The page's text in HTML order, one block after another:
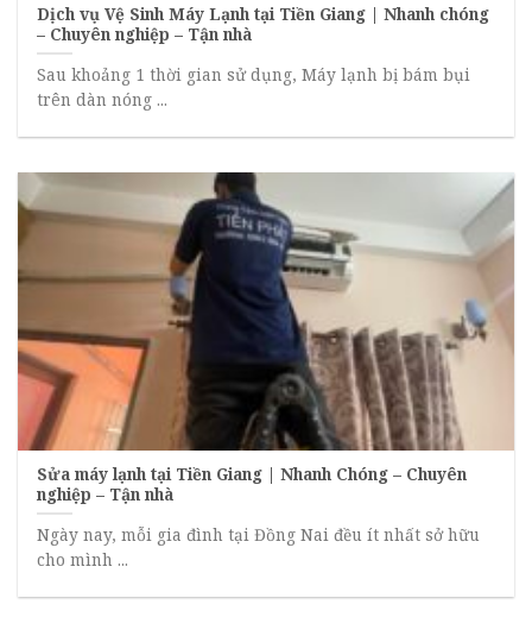
Dịch vụ Vệ Sinh Máy Lạnh tại Tiền Giang | Nhanh chóng
– Chuyên nghiệp – Tận nhà
Sau khoảng 1 thời gian sử dụng, Máy lạnh bị bám bụi
trên dàn nóng ...
Sửa máy lạnh tại Tiền Giang | Nhanh Chóng – Chuyên
nghiệp – Tận nhà
Ngày nay, mỗi gia đình tại Đồng Nai đều ít nhất sở hữu
cho mình ...